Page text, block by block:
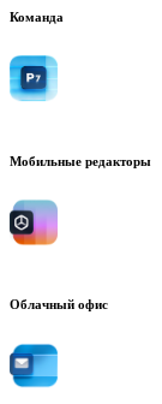
Команда
Мобильные редакторы
Облачный офис